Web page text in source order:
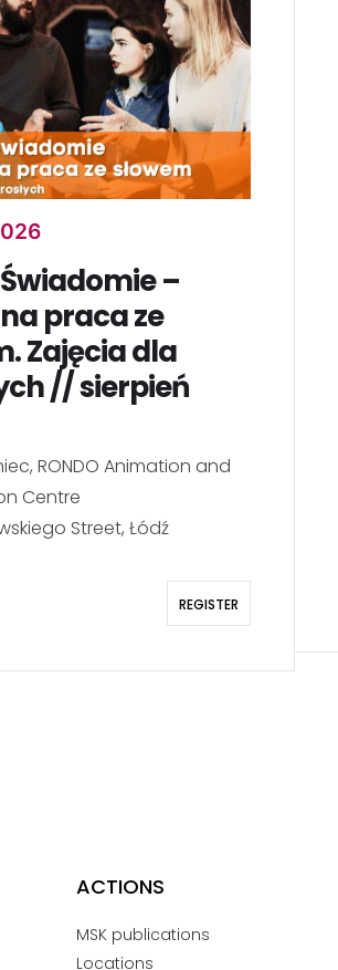
–
praca ze
Zajęcia dla
// sierpień
RONDO Animation and
Centre
Street, Łódź
REGISTER
ACTIONS
MSK publications
Locations